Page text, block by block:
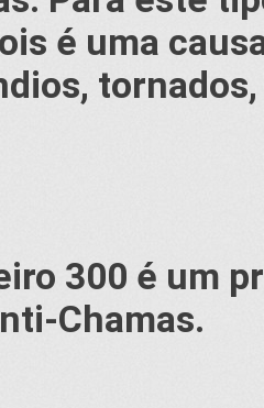
é uma
300 é um
Chamas.